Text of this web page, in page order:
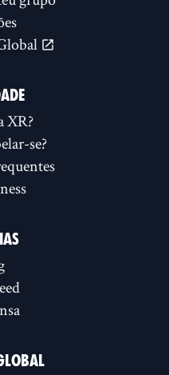
XR?
se?